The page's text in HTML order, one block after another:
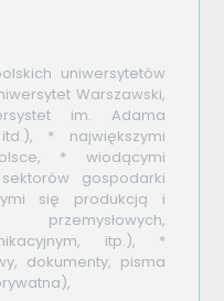
uniwersytetów
Warszawski,
im. Adama
* największymi
* wiodącymi
gospodarki
się produkcją i
itp.), *
dokumenty, pisma